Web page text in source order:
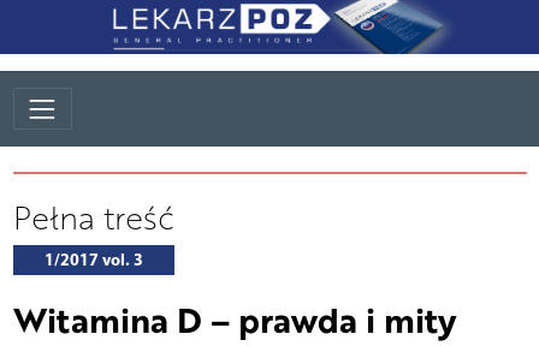
Pełna treść
1/2017 vol. 3
Witamina D – prawda i mity